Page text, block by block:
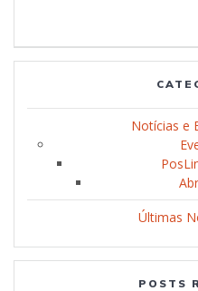
Notícias e
Últimas
POSTS